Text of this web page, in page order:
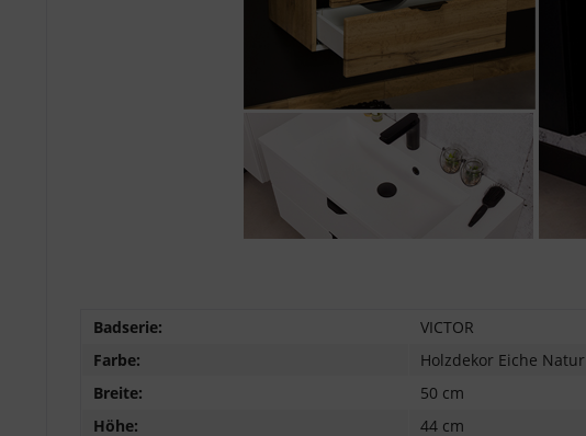
Badserie:
VICTOR
Farbe:
Holzdekor Eiche Natur
Breite:
50 cm
Höhe:
44 cm